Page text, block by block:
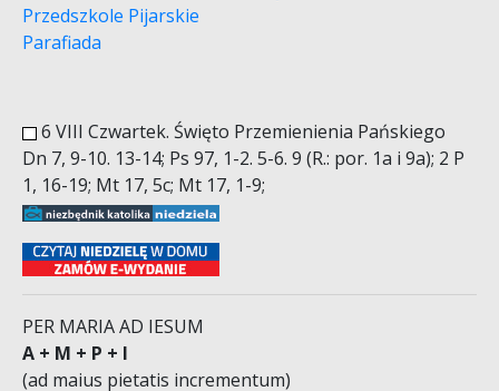
Przedszkole Pijarskie
Parafiada
6 VIII Czwartek. Święto Przemienienia Pańskiego
Dn 7, 9-10. 13-14; Ps 97, 1-2. 5-6. 9 (R.: por. 1a i 9a); 2 P
1, 16-19; Mt 17, 5c; Mt 17, 1-9;
PER MARIA AD IESUM
A + M + P + I
(ad maius pietatis incrementum)